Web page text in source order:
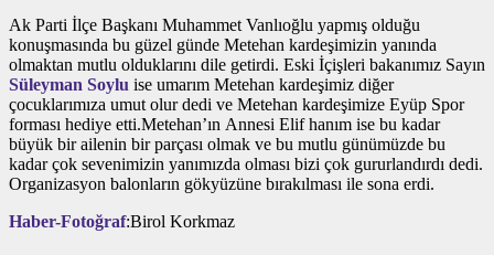
Ak Parti İlçe Başkanı Muhammet Vanlıoğlu yapmış olduğu
konuşmasında bu güzel günde Metehan kardeşimizin yanında
olmaktan mutlu olduklarını dile getirdi. Eski İçişleri bakanımız Sayın
Süleyman Soylu ise umarım Metehan kardeşimiz diğer
çocuklarımıza umut olur dedi ve Metehan kardeşimize Eyüp Spor
forması hediye etti.Metehan’ın Annesi Elif hanım ise bu kadar
büyük bir ailenin bir parçası olmak ve bu mutlu günümüzde bu
kadar çok sevenimizin yanımızda olması bizi çok gururlandırdı dedi.
Organizasyon balonların gökyüzüne bırakılması ile sona erdi.
Haber-Fotoğraf:Birol Korkmaz